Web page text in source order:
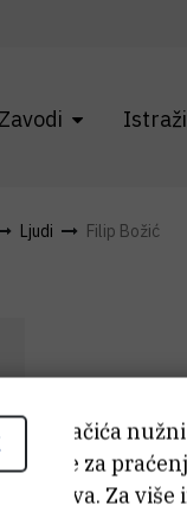
Zavodi
Ljudi Filip Božić
kolačića
za
Za više